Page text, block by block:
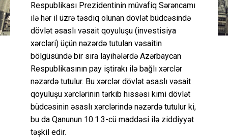
Respublikası Prezidentinin müvafiq Sərəncamı
ilə hər il üzrə təsdiq olunan dövlət büdcəsində
dövlət əsaslı vəsait qoyuluşu (investisiya
xərcləri) üçün nəzərdə tutulan vəsaitin
bölgüsündə bir sıra layihələrdə Azərbaycan
Respublikasının pay iştirakı ilə bağlı xərclər
nəzərdə tutulur. Bu xərclər dövlət əsaslı vəsait
qoyuluşu xərclərinin tərkib hissəsi kimi dövlət
büdcəsinin əsaslı xərclərində nəzərdə tutulur ki,
bu da Qanunun 10.1.3-cü maddəsi ilə ziddiyyət
təşkil edir.